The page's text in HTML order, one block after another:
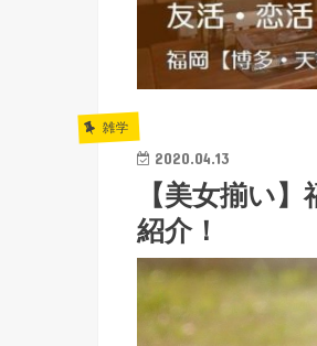
雑学
2020.04.13
【美女揃い
紹介！